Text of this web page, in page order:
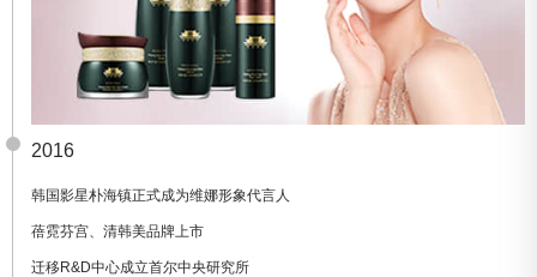
2016
韩国影星朴海镇正式成为维娜形象代言人
蓓霓芬宫、清韩美品牌上市
迁移R&D中心成立首尔中央研究所